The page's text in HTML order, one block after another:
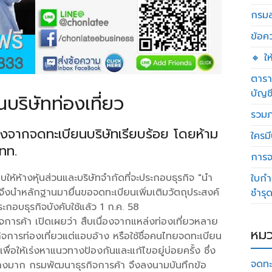
บริษัทท่องเที่ยว
ากจดทะเบียนบริษัทเรียบร้อย โดยห้าม
ท.
ห้างหุ้นส่วนและบริษัทจำกัดที่จะประกอบธุรกิจ "นำ
ำหลักฐานมายื่นขอจดทะเบียนเพิ่มเติมวัตถุประสงค์
อบธุรกิจบังคับใช้แล้ว 1 ก.ค. 58
รค้า เปิดเผยว่า สืบเนื่องจากแหล่งท่องเที่ยวหลาย
ารท่องเที่ยวแต่แอบอ้าง หรือใช้ชื่อคนไทยจดทะเบียน
อให้เร่งหาแนวทางป้องกันและแก้ไขอยู่บ่อยครั้ง ซึ่ง
มาก กรมพัฒนาธุรกิจการค้า จึงลงนามบันทึกข้อ
กรม
ข้อค
🔸
ตาร
บัญ
รวม
ใคร
การ
ใบก
ชำรุ
หม
จดท